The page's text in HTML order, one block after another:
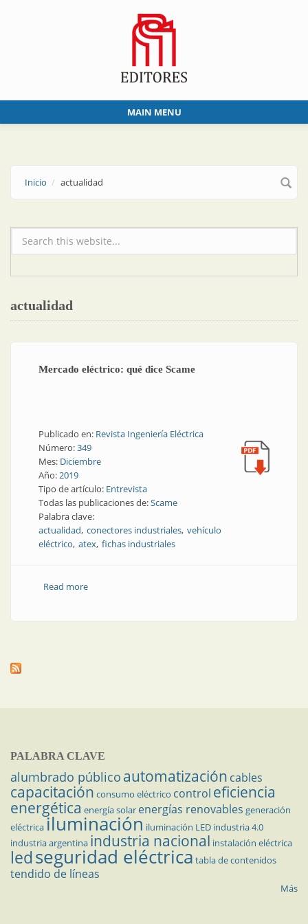
MAIN MENU
Inicio actualidad
Formulario de búsqueda
actualidad
Mercado eléctrico: qué dice Scame
Publicado en: Revista Ingeniería Eléctrica
Número:349
Mes: Diciembre
Año:2019
Tipo de artículo: Entrevista
Todas las publicaciones de:Scame
Palabra clave:
actualidad conectores industriales vehículo
eléctrico atex fichas industriales
Read moreabout Mercado eléctrico: qué dice Scame
PALABRA CLAVE
alumbrado público automatización cables
capacitación consumo eléctrico control eficiencia
energética energía solar energías renovables generación
eléctricailuminación iluminación LED industria 4.0
industria argentina industria nacional instalación eléctrica
ledseguridad eléctrica tabla de contenidos
tendido de líneas
Más